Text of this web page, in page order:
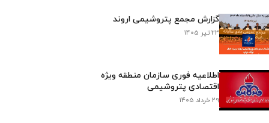
گزارش مجمع پتروشیمی اروند
23 تیر 1405
اطلاعیه فوری سازمان منطقه ویژه
اقتصادی پتروشیمی
29 خرداد 1405